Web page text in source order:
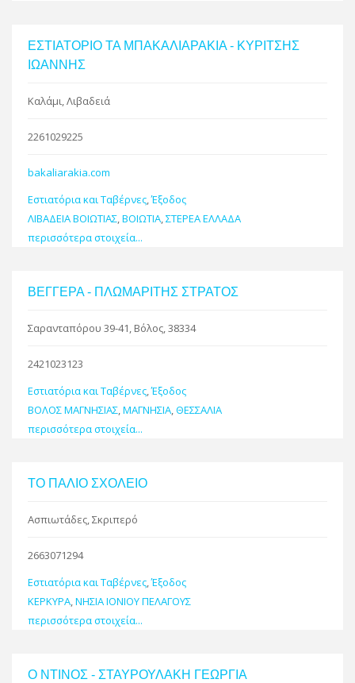
ΕΣΤΙΑΤΟΡΙΟ ΤΑ ΜΠΑΚΑΛΙΑΡΑΚΙΑ - ΚΥΡΙΤΣΗΣ
ΙΩΑΝΝΗΣ
Καλάμι, Λιβαδειά
2261029225
bakaliarakia.com
Εστιατόρια και Ταβέρνες,Έξοδος
ΛΙΒΑΔΕΙΑ ΒΟΙΩΤΙΑΣ,ΒΟΙΩΤΙΑ,ΣΤΕΡΕΑ ΕΛΛΑΔΑ
περισσότερα στοιχεία...
ΒΕΓΓΕΡΑ - ΠΛΩΜΑΡΙΤΗΣ ΣΤΡΑΤΟΣ
Σαρανταπόρου 39-41, Βόλος, 38334
2421023123
Εστιατόρια και Ταβέρνες,Έξοδος
ΒΟΛΟΣ ΜΑΓΝΗΣΙΑΣ,ΜΑΓΝΗΣΙΑ,ΘΕΣΣΑΛΙΑ
περισσότερα στοιχεία...
ΤΟ ΠΑΛΙΟ ΣΧΟΛΕΙΟ
Ασπιωτάδες, Σκριπερό
2663071294
Εστιατόρια και Ταβέρνες,Έξοδος
ΚΕΡΚΥΡΑ,ΝΗΣΙΑ ΙΟΝΙΟΥ ΠΕΛΑΓΟΥΣ
περισσότερα στοιχεία...
Ο ΝΤΙΝΟΣ - ΣΤΑΥΡΟΥΛΑΚΗ ΓΕΩΡΓΙΑ